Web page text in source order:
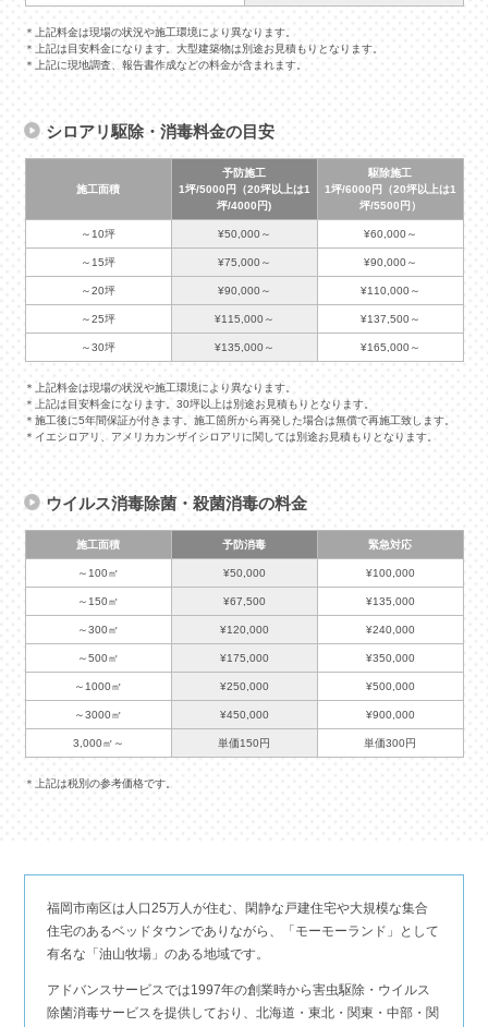
＊上記料金は現場の状況や施工環境により異なります。
＊上記は目安料金になります。大型建築物は別途お見積もりとなります。
＊上記に現地調査、報告書作成などの料金が含まれます。
シロアリ駆除・消毒料金の目安
施工面積
予防施工
1坪/5000円（20坪以上は1
坪/4000円)
駆除施工
1坪/6000円（20坪以上は1
坪/5500円）
～10坪 ¥50,000～ ¥60,000～
～15坪 ¥75,000～ ¥90,000～
～20坪 ¥90,000～ ¥110,000～
～25坪 ¥115,000～ ¥137,500～
～30坪 ¥135,000～ ¥165,000～
＊上記料金は現場の状況や施工環境により異なります。
＊上記は目安料金になります。30坪以上は別途お見積もりとなります。
＊施工後に5年間保証が付きます。施工箇所から再発した場合は無償で再施工致します。
＊イエシロアリ、アメリカカンザイシロアリに関しては別途お見積もりとなります。
ウイルス消毒除菌・殺菌消毒の料金
施工面積 予防消毒 緊急対応
～100㎡ ¥50,000 ¥100,000
～150㎡ ¥67,500 ¥135,000
～300㎡ ¥120,000 ¥240,000
～500㎡ ¥175,000 ¥350,000
～1000㎡ ¥250,000 ¥500,000
～3000㎡ ¥450,000 ¥900,000
3,000㎡～ 単価150円 単価300円
＊上記は税別の参考価格です。
福岡市南区は人口25万人が住む、閑静な戸建住宅や大規模な集合
住宅のあるベッドタウンでありながら、「モーモーランド」として
有名な「油山牧場」のある地域です。
アドバンスサービスでは1997年の創業時から害虫駆除・ウイルス
除菌消毒サービスを提供しており、北海道・東北・関東・中部・関